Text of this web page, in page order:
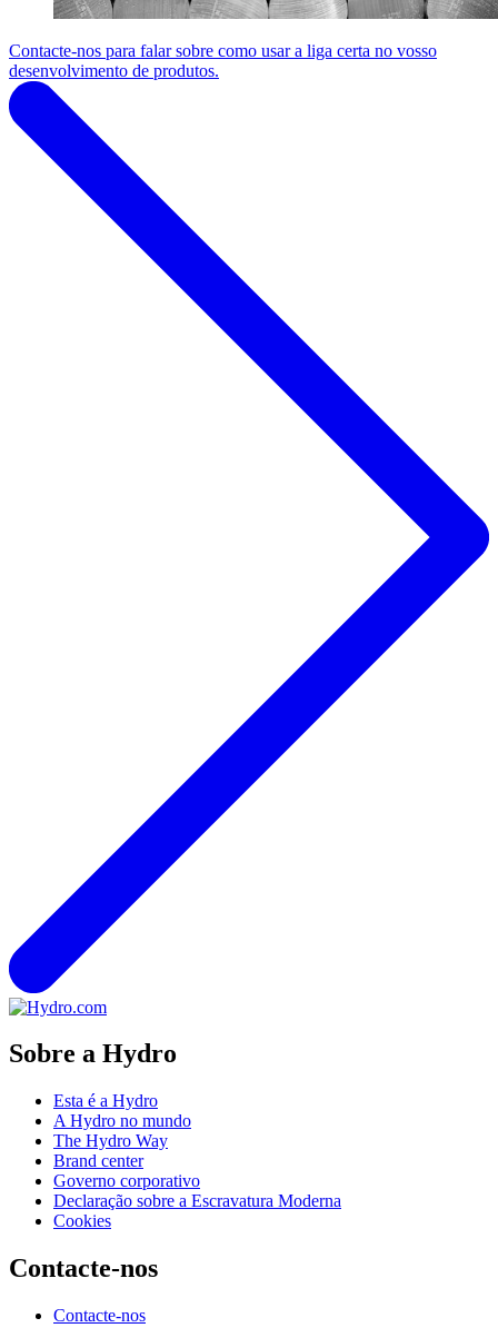
Contacte-nos para falar sobre como usar a liga certa no vosso
desenvolvimento de produtos.
Sobre a Hydro
Esta é a Hydro
A Hydro no mundo
The Hydro Way
Brand center
Governo corporativo
Declaração sobre a Escravatura Moderna
Cookies
Contacte-nos
Contacte-nos